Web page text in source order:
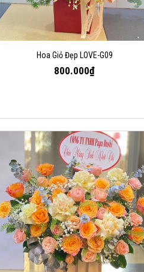
Hoa Giỏ Đẹp LOVE-G09
800.000₫